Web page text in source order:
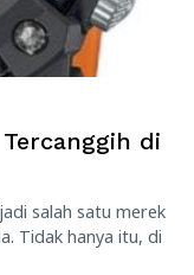
di
salah satu merek
Tidak hanya itu, di